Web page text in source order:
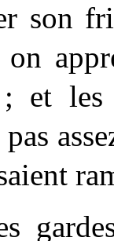
son
et les